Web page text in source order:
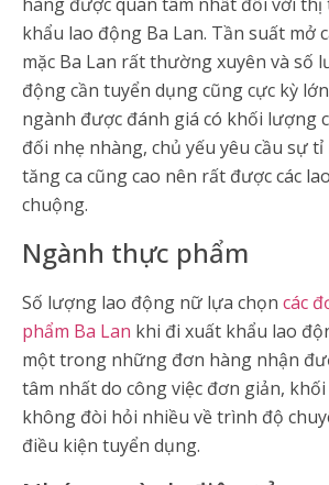
khẩu lao động Ba Lan. Tần suất mở
mặc Ba Lan rất thường xuyên và số
động cần tuyển dụng cũng cực kỳ
ngành được đánh giá có khối lượng
đối nhẹ nhàng, chủ yếu yêu cầu sự tỉ
tăng ca cũng cao nên rất được các
chuộng.
Ngành thực phẩm
Số lượng lao động nữ lựa chọn các
phẩm Ba Lan khi đi xuất khẩu lao
một trong những đơn hàng nhận
tâm nhất do công việc đơn giản,
không đòi hỏi nhiều về trình độ
điều kiện tuyển dụng.